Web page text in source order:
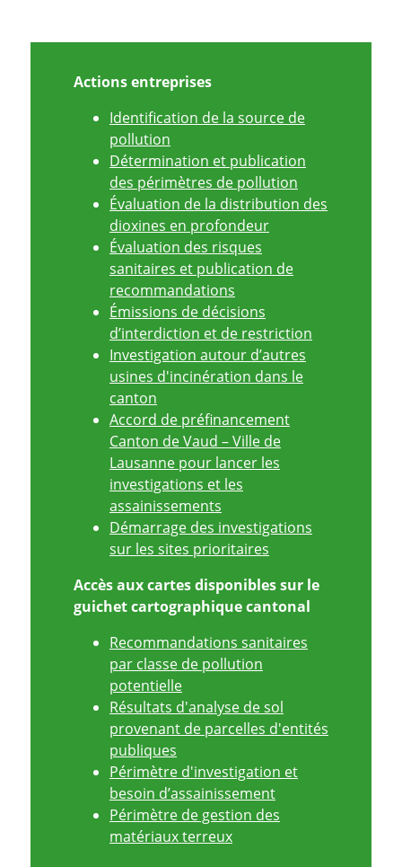
Actions entreprises
Identification de la source de
pollution
Détermination et publication
des périmètres de pollution
Évaluation de la distribution des
dioxines en profondeur
Évaluation des risques
sanitaires et publication de
recommandations
Émissions de décisions
d’interdiction et de restriction
Investigation autour d’autres
usines d'incinération dans le
canton
Accord de préfinancement
Canton de Vaud – Ville de
Lausanne pour lancer les
investigations et les
assainissements
Démarrage des investigations
sur les sites prioritaires
Accès aux cartes disponibles sur le
guichet cartographique cantonal
Recommandations sanitaires
par classe de pollution
potentielle
Résultats d'analyse de sol
provenant de parcelles d'entités
publiques
Périmètre d'investigation et
besoin d’assainissement
Périmètre de gestion des
matériaux terreux